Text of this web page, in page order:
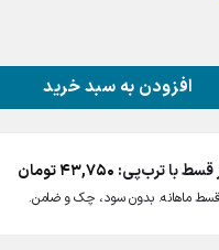
افزودن به سبد خرید
قسط با ترب‌پی: 43,750تومان